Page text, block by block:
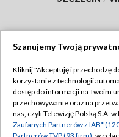
Abonament TVP
Emisja w TVP
Szanujemy Twoją
Kliknij "Akceptuję i przechodzę
korzystanie z technologii
dostęp do informacji na Twoim
przechowywanie oraz na
nas, czyli Telewizję Polską S.A.
Zaufanych Partnerów z IAB*